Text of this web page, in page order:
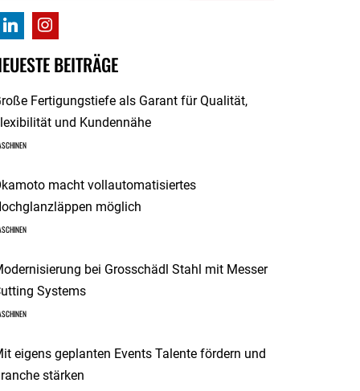
BEITRÄGE
Fertigungstiefe als Garant für Qualität,
und Kundennähe
macht vollautomatisiertes
möglich
bei Grosschädl Stahl mit Messer
Systems
eigens geplanten Events Talente fördern und
stärken